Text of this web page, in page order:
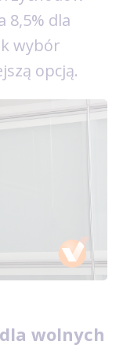
8,5% dla
wybór
opcją.
wolnych